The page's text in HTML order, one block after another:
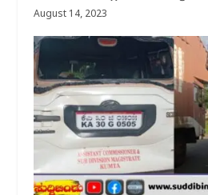
August 14, 2023